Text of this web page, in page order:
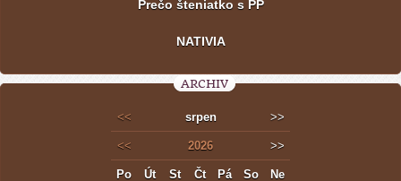
Prečo šteniatko s PP
NATIVIA
ARCHIV
<< srpen >>
<< 2026 >>
Po Út St Čt Pá So Ne